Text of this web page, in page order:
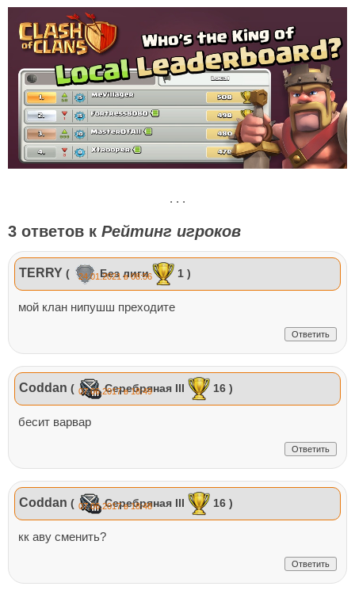
. . .
3 ответов к Рейтинг игроков
TERRY ( Без лиги 1 )
24.01.2021 в 08:56
мой клан нипушш преходите
Ответить
Coddan ( Серебряная III 16 )
07.06.2017 в 18:49
бесит варвар
Ответить
Coddan ( Серебряная III 16 )
07.06.2017 в 18:48
кк аву сменить?
Ответить